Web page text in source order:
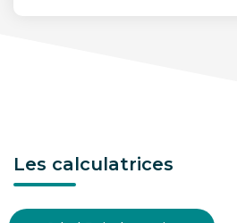
Les calculatrices